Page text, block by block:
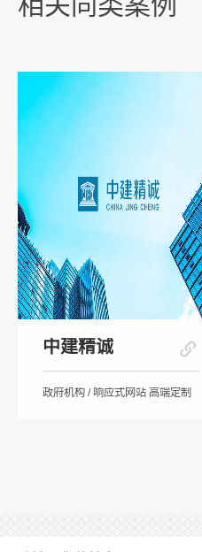
中建精诚
政府机构 / 响应式网站 高端定制